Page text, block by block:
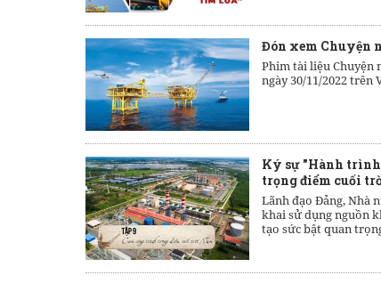
Đón xem Chuyện
Phim tài liệu Chuyện
ngày 30/11/2022 trên
Ký sự "Hành
trọng điểm cuối
Lãnh đạo Đảng, Nhà
khai sử dụng nguồn
tạo sức bật quan